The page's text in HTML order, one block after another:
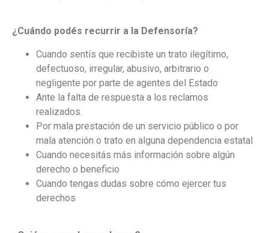
¿Cuándo podés recurrir a la Defensoría?
Cuando sentís que recibiste un trato ilegítimo,
defectuoso, irregular, abusivo, arbitrario o
negligente por parte de agentes del Estado
Ante la falta de respuesta a los reclamos
realizados.
Por mala prestación de un servicio público o por
mala atención o trato en alguna dependencia estatal
Cuando necesitás más información sobre algún
derecho o beneficio
Cuando tengas dudas sobre cómo ejercer tus
derechos